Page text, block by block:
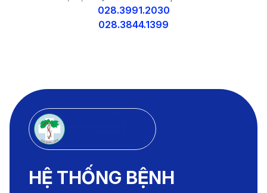
028.3991.2030
028.3844.1399
HỆ THỐNG BỆNH